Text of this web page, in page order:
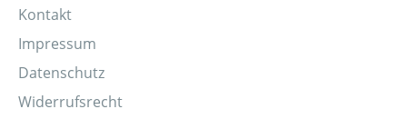
Kontakt
Impressum
Datenschutz
Widerrufsrecht